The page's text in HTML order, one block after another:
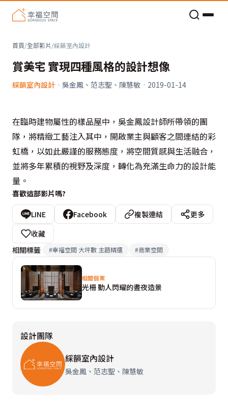
首頁/全部影片/綵韻室內設計
賞美宅 實現四種風格的設計想像
綵韻室內設計 · 吳金鳳、范志聖、陳慧敏 · 2019-01-14
在臨時建物屬性的樣品屋中，吳金鳳設計師所帶領的團
隊，將精緻工藝注入其中，開啟業主與顧客之間連結的彩
虹橋，以如此嚴謹的服務態度，將空間質感與生活融合，
並將多年累積的視野及深度，轉化為充滿生命力的設計能
量。
喜歡這部影片嗎?
LINE Facebook 複製連結
更多
收藏
相關標籤
#幸福空間 大坪數 主題精選 #商業空間
相關個案
光柵 動人閃耀的晝夜造景
設計團隊
綵韻室內設計
吳金鳳、范志聖、陳慧敏